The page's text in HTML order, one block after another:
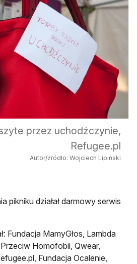
przez uchodźczynie,
Refugee.pl
Autor/źródło: Wojciech Lipiński
pikniku działał darmowy serwis
Fundacja MamyGłos, Lambda
Homofobii, Qwear,
Fundacja Ocalenie,